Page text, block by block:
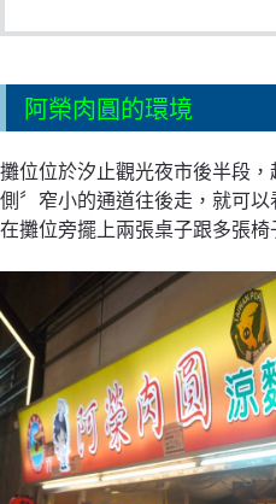
阿榮肉圓的環境
攤位位於汐止觀光夜市後半段
側〞窄小的通道往後走，就可以
在攤位旁擺上兩張桌子跟多張椅